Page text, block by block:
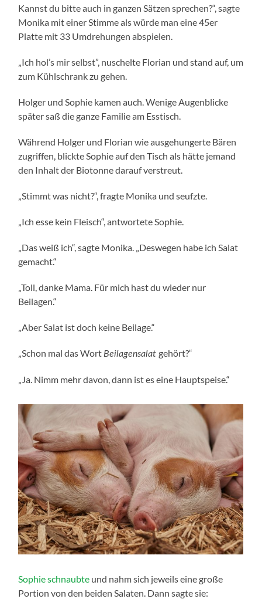
Kannst du bitte auch in ganzen Sätzen sprechen?“, sagte
Monika mit einer Stimme als würde man eine 45er
Platte mit 33 Umdrehungen abspielen.
„Ich hol’s mir selbst”, nuschelte Florian und stand auf, um
zum Kühlschrank zu gehen.
Holger und Sophie kamen auch. Wenige Augenblicke
später saß die ganze Familie am Esstisch.
Während Holger und Florian wie ausgehungerte Bären
zugriffen, blickte Sophie auf den Tisch als hätte jemand
den Inhalt der Biotonne darauf verstreut.
„Stimmt was nicht?“, fragte Monika und seufzte.
„Ich esse kein Fleisch“, antwortete Sophie.
„Das weiß ich“, sagte Monika. „Deswegen habe ich Salat
gemacht.“
„Toll, danke Mama. Für mich hast du wieder nur
Beilagen.“
„Aber Salat ist doch keine Beilage.“
„Schon mal das Wort Beilagensalatgehört?“
„Ja. Nimm mehr davon, dann ist es eine Hauptspeise.“
Sophie schnaubte und nahm sich jeweils eine große
Portion von den beiden Salaten. Dann sagte sie: